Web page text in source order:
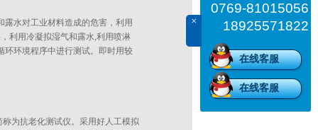
水对工业材料造成的危害，利用
利用冷凝拟湿气和露水,利用喷淋
环环境程序中进行测试。即时用较
为抗老化测试仪。采用好人工模拟
0769-81015056
18925571822
在线客服
在线客服
×